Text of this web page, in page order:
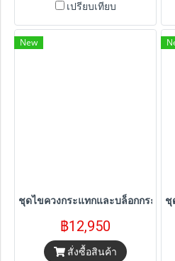
เปรียบเทียบ
New
ชุดไขควงกระแทกและบล็อกกระแทก
฿12,950
สั่งซื้อสินค้า
ชุ